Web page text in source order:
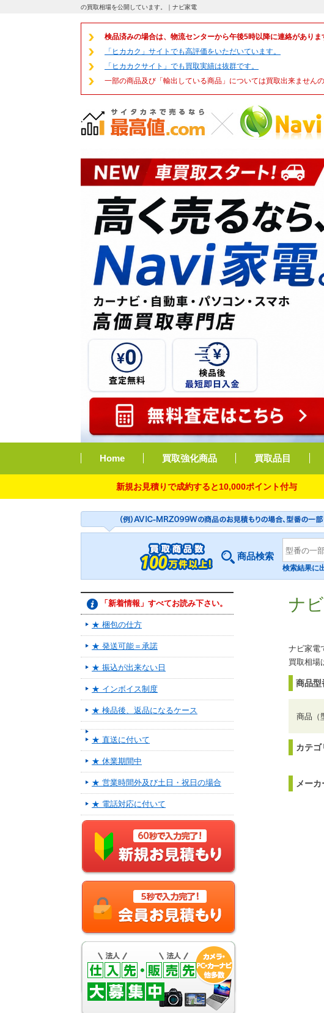
の買取相場を公開しています。｜ナビ家電
検品済みの場合は、物流センターから午後5時以降に連絡があり
「ヒカカク」サイトでも高評価をいただいています。
「ヒカカクサイト」でも買取実績は抜群です。
一部の商品及び「輸出している商品」については買取出来ません
Home 買取強化商品 買取品目
新規お見積りで成約すると10,000ポイント付与
商品検索
検索結果に
ナ
ナビ家電
買取相場
商品型
商品（
カテゴ
メー
「新着情報」すべてお読み下さい。
★ 梱包の仕方
★ 発送可能＝承諾
★ 振込が出来ない日
★ インボイス制度
★ 検品後、返品になるケース
★ 直送に付いて
★ 休業期間中
★ 営業時間外及び土日・祝日の場合
★ 電話対応に付いて